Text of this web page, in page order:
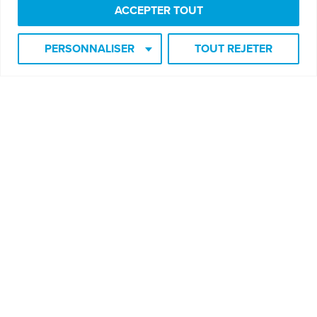
PERSONNALISER TOUT REJETER
ACCEPTER TOUT
Je veux m'inscrire à l'infolettre